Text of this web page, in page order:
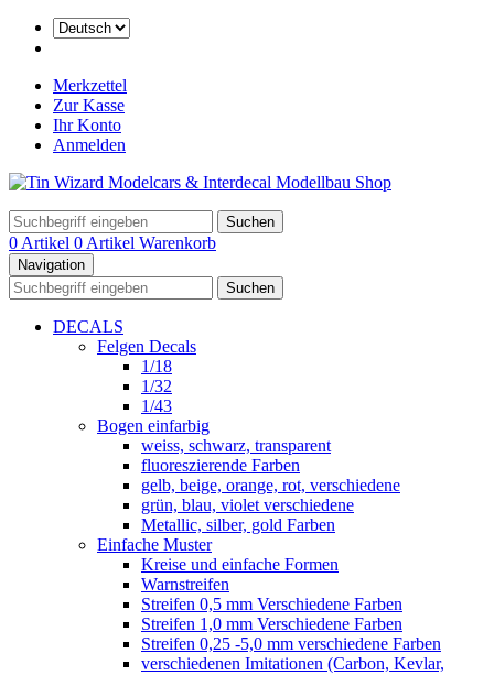
Merkzettel
Zur Kasse
Ihr Konto
Anmelden
Suchen
0 Artikel 0 Artikel Warenkorb
Navigation
Suchen
DECALS
Felgen Decals
1/18
1/32
1/43
Bogen einfarbig
weiss, schwarz, transparent
fluoreszierende Farben
gelb, beige, orange, rot, verschiedene
grün, blau, violet verschiedene
Metallic, silber, gold Farben
Einfache Muster
Kreise und einfache Formen
Warnstreifen
Streifen 0,5 mm Verschiedene Farben
Streifen 1,0 mm Verschiedene Farben
Streifen 0,25 -5,0 mm verschiedene Farben
verschiedenen Imitationen (Carbon, Kevlar,